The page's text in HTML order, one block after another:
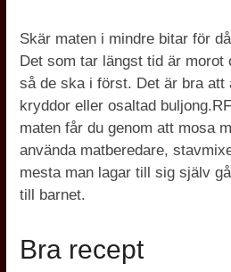
Skär maten i mindre bitar för
Det som tar längst tid är morot
så de ska i först. Det är bra att
kryddor eller osaltad
maten får du genom att mosa
använda matberedare,
mesta man lagar till sig själv
till barnet.
Bra recept